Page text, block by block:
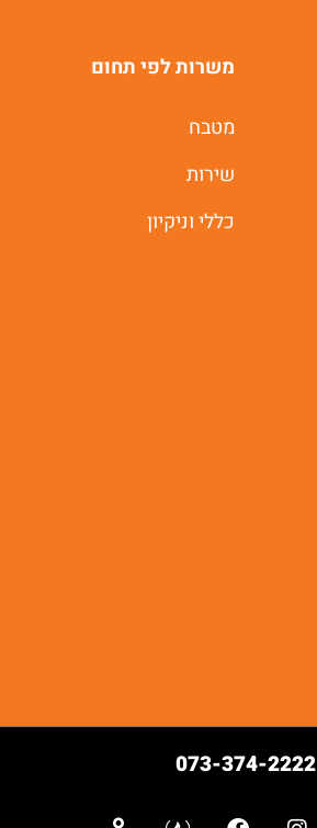
משרות לפי תחום
מטבח
שירות
כללי וניקיון
073-374-2222